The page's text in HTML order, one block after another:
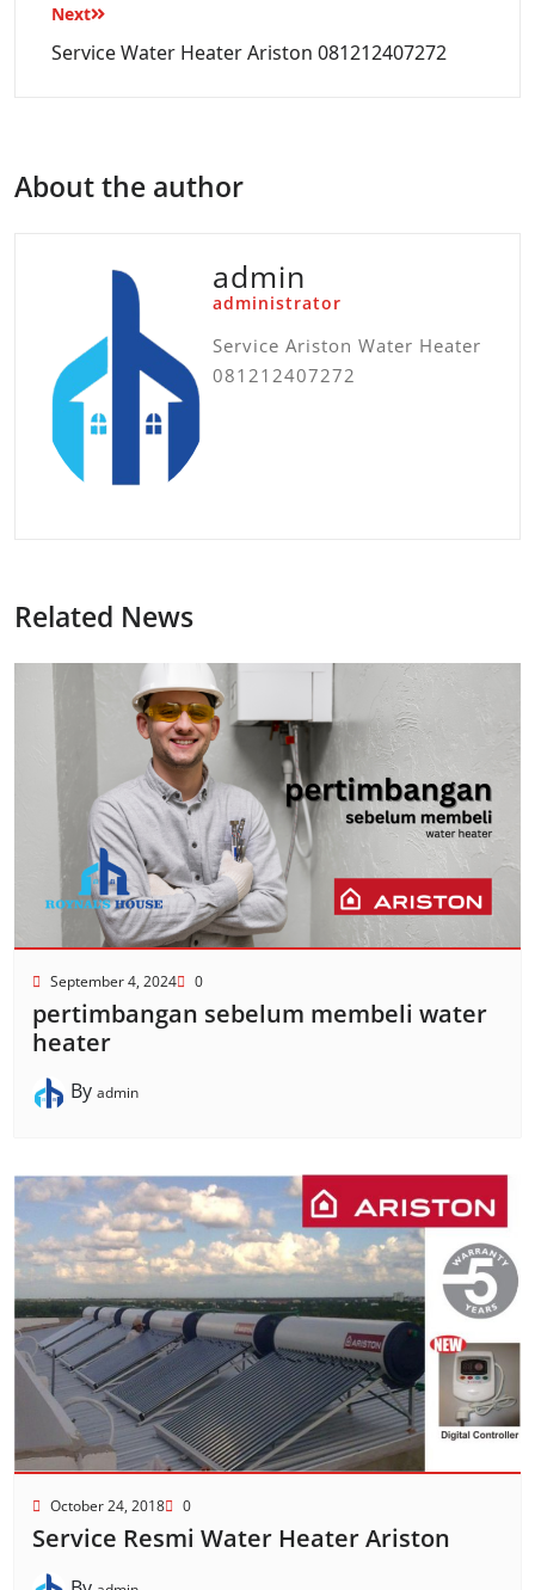
Next
Service Water Heater Ariston 081212407272
About the author
admin
administrator
Service Ariston Water Heater
081212407272
Related News
September 4, 2024 0
pertimbangan sebelum membeli water
heater
By admin
October 24, 2018 0
Service Resmi Water Heater Ariston